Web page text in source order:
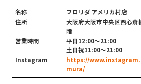
名称
フロリダ アメリカ村店
住所
大阪府大阪市中央区西心
階
営業時間
平日12:00〜21:00
土日祝11:00〜21:00
Instagram
https://
mura/